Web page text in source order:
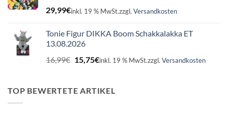
29,99€inkl. 19 % MwSt.zzgl. Versandkosten
Tonie Figur DIKKA Boom Schakkalakka ET
13.08.2026
16,99€ Ursprünglicher
Preis
16,99€
15,75€Aktueller
15,75€.
inkl. 19 % MwSt.zzgl. Versandkosten
TOP BEWERTETE ARTIKEL